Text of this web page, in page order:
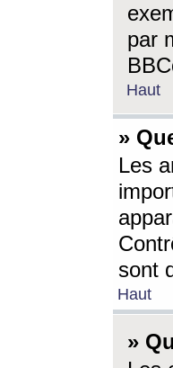
par
Haut
»
Les
sont
Haut
»